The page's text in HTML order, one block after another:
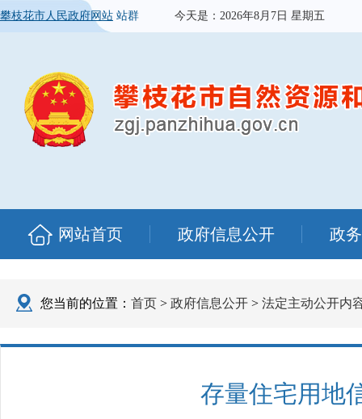
攀枝花市人民政府网站 站群 今天是： 2026年8月7日 星期五
网站首页 政府信息公开 政
您当前的位置： 首页 > 政府信息公开 > 法定主动公开内
存量住宅用地